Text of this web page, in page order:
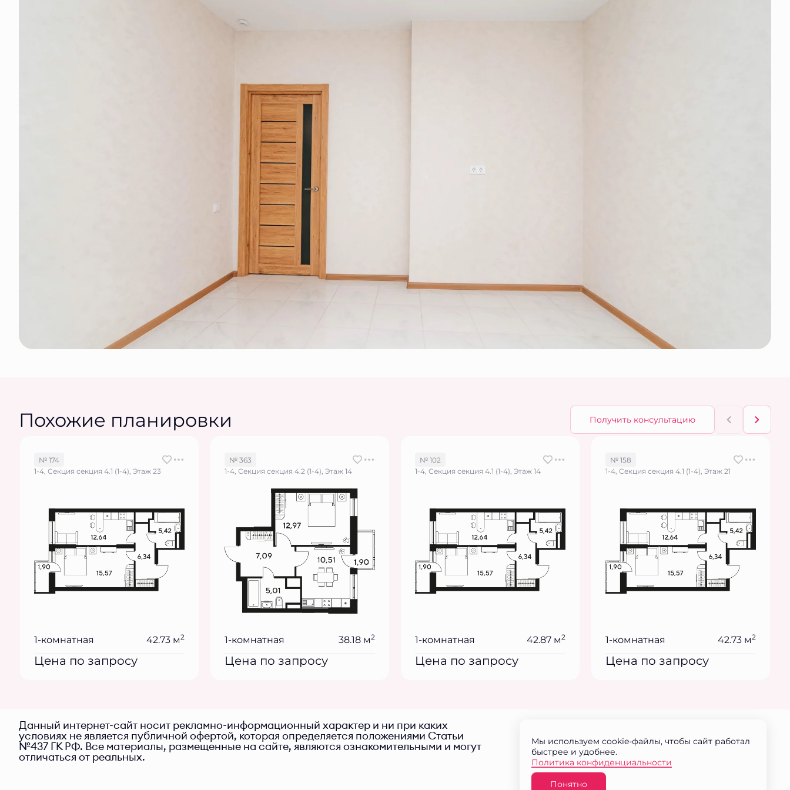
Похожие планировки Получить консультацию
№ 174
1-4, Секция секция 4.1 (1-4), Этаж 23
1-комнатная 42.73 м2
Цена по запросу
№ 363
1-4, Секция секция 4.2 (1-4), Этаж 14
1-комнатная 38.18 м2
Цена по запросу
№ 102
1-4, Секция секция 4.1 (1-4), Этаж 14
1-комнатная 42.87 м2
Цена по запросу
№ 158
1-4, Секция секция 4.1 (1-4), Этаж 21
1-комнатная 42.73 м2
Цена по запросу
Данный интернет-сайт носит рекламно-информационный характер и ни при каких
условиях не является публичной офертой, которая определяется положениями Статьи
№437 ГК РФ. Все материалы, размещенные на сайте, являются ознакомительными и могут
отличаться от реальных.
Мы используем cookie-файлы, чтобы сайт работал
быстрее и удобнее.
Политика конфиденциальности
Понятно